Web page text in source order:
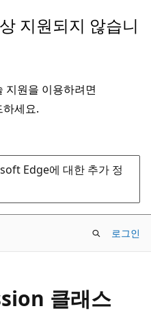
지원되지 않습니
지원을 이용하려면
세요.
Edge에 대한 추가 정
로그인
클래스